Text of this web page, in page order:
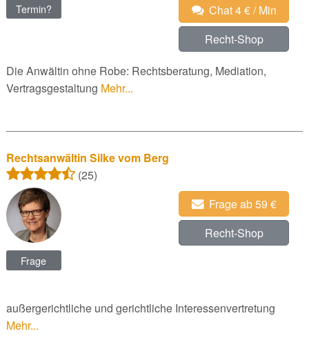
Termin?
Chat 4 € / Min
Recht-Shop
Die Anwältin ohne Robe: Rechtsberatung, Mediation,
Vertragsgestaltung Mehr...
Rechtsanwältin Silke vom Berg
(25)
Frage
Frage ab 59 €
Recht-Shop
außergerichtliche und gerichtliche Interessenvertretung
Mehr...